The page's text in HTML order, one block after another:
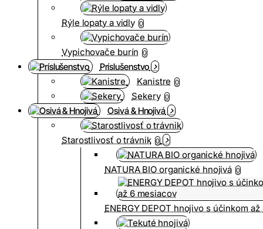
Rýle lopaty a vidly 0
Vypichovače burín 0
Príslušenstvo
Kanistre 0
Sekery 0
Osivá & Hnojivá
Starostlivosť o trávnik 0
NATURA BIO organické hnojivá 0
ENERGY DEPOT hnojivo s účinkom